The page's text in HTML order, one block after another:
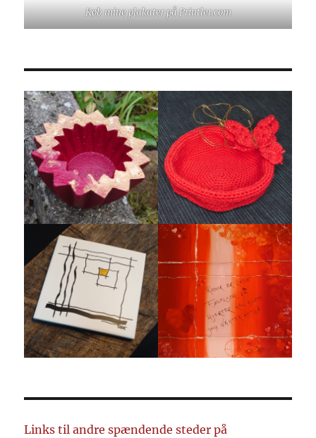
Køb mine plakater på Printler.com
Links til andre spændende steder på